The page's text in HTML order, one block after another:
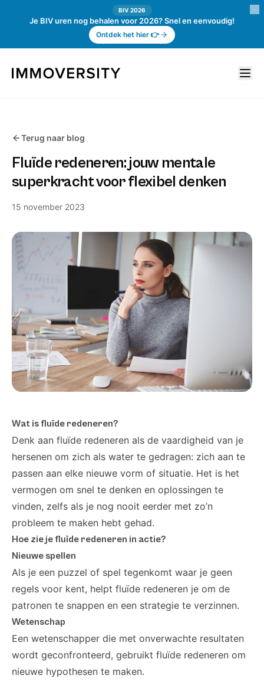
BIV 2026
Je BIV uren nog behalen voor 2026? Snel en eenvoudig!
Ontdek het hier 👉
Terug naar blog
Fluïde redeneren: jouw mentale
superkracht voor flexibel denken
15 november 2023
Wat is fluïde redeneren?
Denk aan fluïde redeneren als de vaardigheid van je
hersenen om zich als water te gedragen: zich aan te
passen aan elke nieuwe vorm of situatie. Het is het
vermogen om snel te denken en oplossingen te
vinden, zelfs als je nog nooit eerder met zo’n
probleem te maken hebt gehad.
Hoe zie je fluïde redeneren in actie?
Nieuwe spellen
Als je een puzzel of spel tegenkomt waar je geen
regels voor kent, helpt fluïde redeneren je om de
patronen te snappen en een strategie te verzinnen.
Wetenschap
Een wetenschapper die met onverwachte resultaten
wordt geconfronteerd, gebruikt fluïde redeneren om
nieuwe hypothesen te maken.